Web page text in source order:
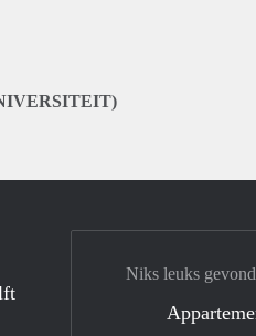
Niks leuks